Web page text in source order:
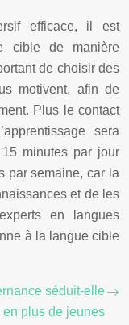
efficace, il est
cible de manière
de choisir des
motivent, afin de
Plus le contact
sera
minutes par jour
par semaine, car la
et de les
en langues
à la langue cible
séduit-elle
en plus de jeunes